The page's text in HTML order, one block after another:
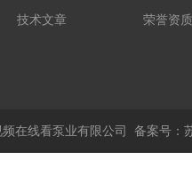
技术文章
荣誉资质
在线看泵业有限公司 备案号